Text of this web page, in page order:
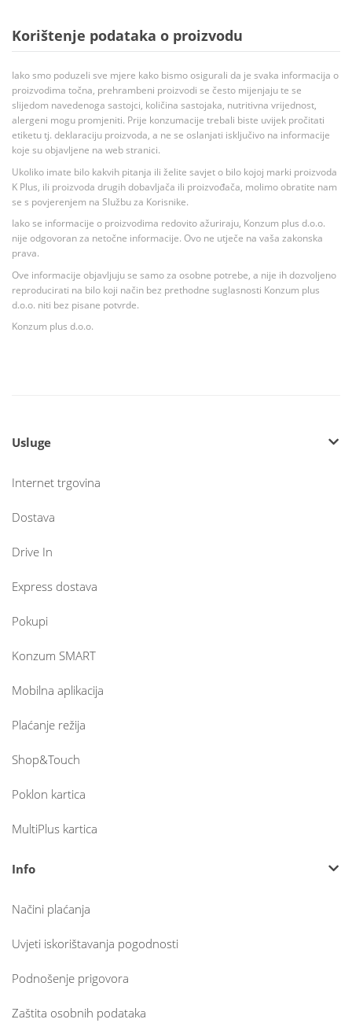
Korištenje podataka o proizvodu
Iako smo poduzeli sve mjere kako bismo osigurali da je svaka informacija o
proizvodima točna, prehrambeni proizvodi se često mijenjaju te se
slijedom navedenoga sastojci, količina sastojaka, nutritivna vrijednost,
alergeni mogu promjeniti. Prije konzumacije trebali biste uvijek pročitati
etiketu tj. deklaraciju proizvoda, a ne se oslanjati isključivo na informacije
koje su objavljene na web stranici.
Ukoliko imate bilo kakvih pitanja ili želite savjet o bilo kojoj marki proizvoda
K Plus, ili proizvoda drugih dobavljača ili proizvođača, molimo obratite nam
se s povjerenjem na Službu za Korisnike.
Iako se informacije o proizvodima redovito ažuriraju, Konzum plus d.o.o.
nije odgovoran za netočne informacije. Ovo ne utječe na vaša zakonska
prava.
Ove informacije objavljuju se samo za osobne potrebe, a nije ih dozvoljeno
reproducirati na bilo koji način bez prethodne suglasnosti Konzum plus
d.o.o. niti bez pisane potvrde.
Konzum plus d.o.o.
Usluge
Internet trgovina
Dostava
Drive In
Express dostava
Pokupi
Konzum SMART
Mobilna aplikacija
Plaćanje režija
Shop&Touch
Poklon kartica
MultiPlus kartica
Info
Načini plaćanja
Uvjeti iskorištavanja pogodnosti
Podnošenje prigovora
Zaštita osobnih podataka